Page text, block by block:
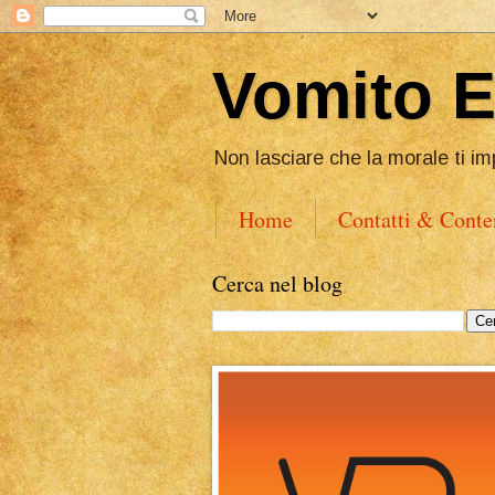
Vomito
Non lasciare che la morale ti
Home Contatti &
Cerca nel blog